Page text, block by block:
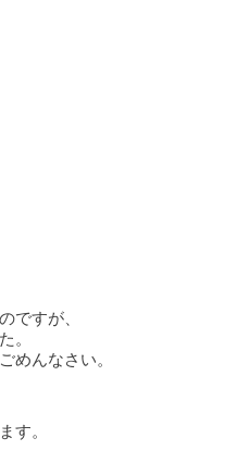
ですが、
。
めんなさい。
す。